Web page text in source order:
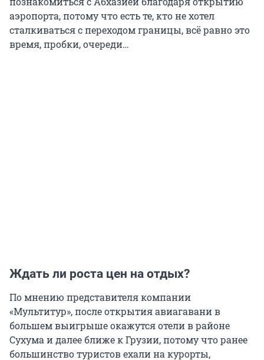
аэропорта, потому что есть те, кто не хотел
сталкиваться с переходом границы, всё равно это
время, пробки, очереди…
Ждать ли роста цен на отдых?
По мнению представителя компании
«Мультитур», после открытия авиагавани в
большем выигрыше окажутся отели в районе
Сухума и далее ближе к Грузии, потому что ранее
большинство туристов ехали на курорты,